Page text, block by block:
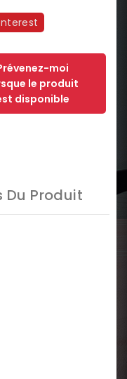
moi
le produit
disponible
Du Produit